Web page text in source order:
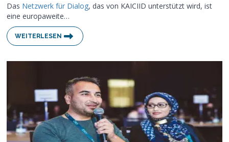
Das Netzwerk für Dialog, das von KAICIID unterstützt wird, ist
eine europaweite…
WEITERLESEN